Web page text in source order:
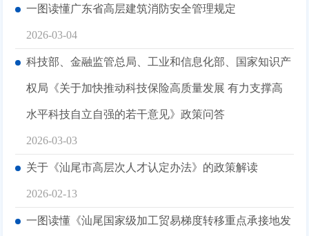
一图读懂广东省高层建筑消防安全管理规定
2026-03-04
科技部、金融监管总局、工业和信息化部、国家知识产
权局《关于加快推动科技保险高质量发展 有力支撑高
水平科技自立自强的若干意见》政策问答
2026-03-03
关于《汕尾市高层次人才认定办法》的政策解读
2026-02-13
一图读懂《汕尾国家级加工贸易梯度转移重点承接地发